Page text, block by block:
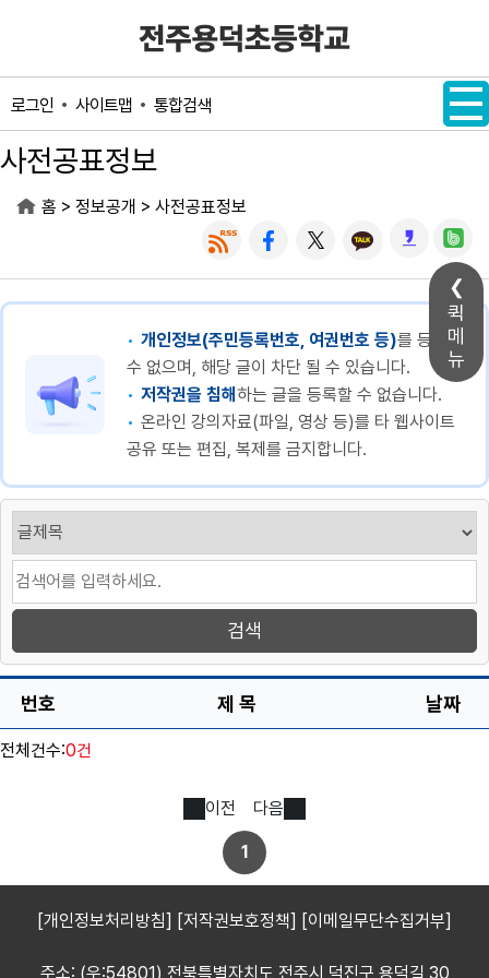
퀵
메
뉴
로그인 사이트맵 통합검색
사전공표정보
홈 > 정보공개 > 사전공표정보
개인정보(주민등록번호, 여권번호 등)를 등록할
수 없으며, 해당 글이 차단 될 수 있습니다.
저작권을 침해하는 글을 등록할 수 없습니다.
온라인 강의자료(파일, 영상 등)를 타 웹사이트
공유 또는 편집, 복제를 금지합니다.
번호 제 목 날짜
전체건수:0건
이전
1
다음
[개인정보처리방침] [저작권보호정책] [이메일무단수집거부]
주소: (우:54801) 전북특별자치도 전주시 덕진구 용덕길 30